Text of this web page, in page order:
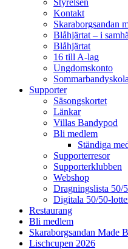
Kontakt
Skaraborgsandan
Blåhjärtat – i
Blåhjärtat
16 till A-lag
Ungdomskonto
Supporter
Säsongskortet
Länkar
Villas Bandypod
Bli medlem
Ständiga
Supporterresor
Supporterklubben
Webshop
Dragningslista 50/
Digitala 50/50-
Restaurang
Bli medlem
Skaraborgsandan Made
Lischcupen 2026